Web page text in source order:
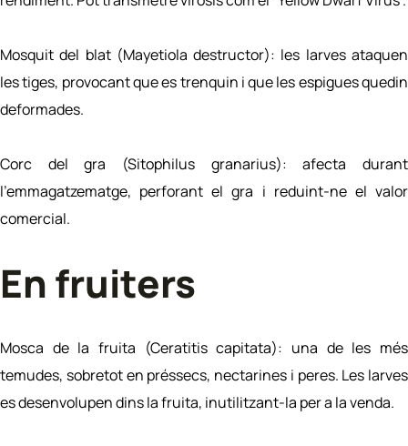
Mosquit del blat (Mayetiola destructor): les larves ataquen
les tiges, provocant que es trenquin i que les espigues quedin
deformades.
Corc del gra (Sitophilus granarius): afecta durant
l’emmagatzematge, perforant el gra i reduint-ne el valor
comercial.
En fruiters
Mosca de la fruita (Ceratitis capitata): una de les més
temudes, sobretot en préssecs, nectarines i peres. Les larves
es desenvolupen dins la fruita, inutilitzant-la per a la venda.